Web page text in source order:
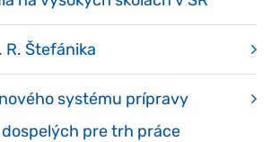
R. Štefánika
systému prípravy
pre trh práce